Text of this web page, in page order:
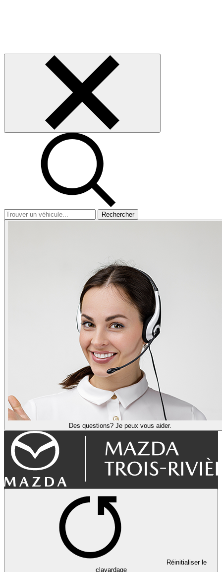
Rechercher
Des questions? Je peux vous aider.
Réinitialiser le
clavardage